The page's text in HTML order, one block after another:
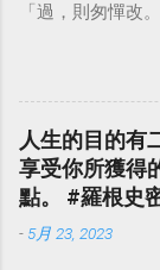
「過，則匆憚改
人生的目的有
享受你所獲得
點。 #羅根史
- 5月 23, 2023